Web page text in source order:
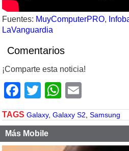
Fuentes: MuyComputerPRO,
LaVanguardia
Comentarios
¡Comparte esta noticia!
Facebook
TwitterWhatsApp
TAGS Galaxy, Galaxy S2 Samsung
Más Mobile